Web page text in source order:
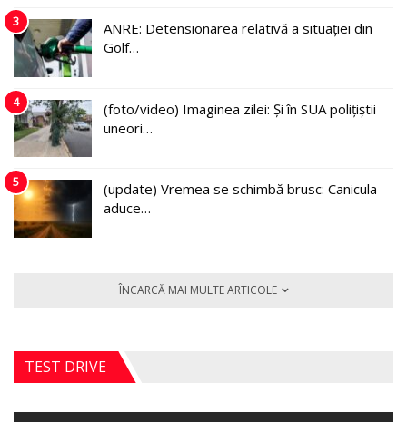
3
ANRE: Detensionarea relativă a situației din
Golf…
4
(foto/video) Imaginea zilei: Și în SUA polițiștii
uneori…
5
(update) Vremea se schimbă brusc: Canicula
aduce…
ÎNCARCĂ MAI MULTE ARTICOLE
TEST DRIVE